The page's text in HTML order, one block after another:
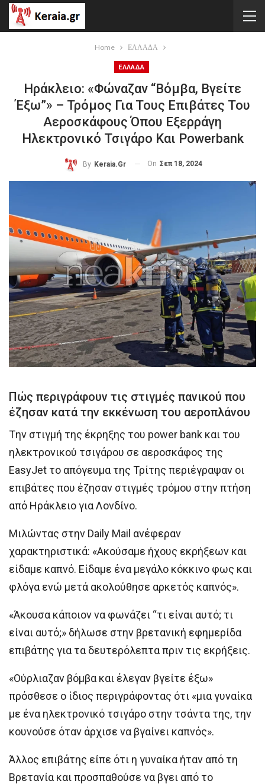
Home ΕΛΛΑΔΑ
ΕΛΛΑΔΑ
Ηράκλειο: «Φώναζαν “βόμβα, Βγείτε
Έξω”» – Τρόμος Για Τους Επιβάτες Του
Αεροσκάφους Όπου Εξερράγη
Ηλεκτρονικό Τσιγάρο Και Powerbank
By Keraia.gr On Σεπ 18, 2024
Πώς περιγράφουν τις στιγμές πανικού που
έζησαν κατά την εκκένωση του αεροπλάνου
Tην στιγμή της έκρηξης του power bank και του
ηλεκτρονικού τσιγάρου σε αεροσκάφος της
EasyJet το απόγευμα της Τρίτης περιέγραψαν οι
επιβάτες που έζησαν στιγμές τρόμου στην πτήση
από Ηράκλειο για Λονδίνο.
Μιλώντας στην Daily Mail ανέφεραν
χαρακτηριστικά: «Ακούσαμε ήχους εκρήξεων και
είδαμε καπνό. Είδαμε ένα μεγάλο κόκκινο φως και
φλόγα ενώ μετά ακολούθησε αρκετός καπνός».
«Άκουσα κάποιον να φωνάζει “τι είναι αυτό; τι
είναι αυτό;» δήλωσε στην βρετανική εφημερίδα
επιβάτης για τα δευτερόλεπτα πριν τις εκρήξεις.
«Ούρλιαζαν βόμβα και έλεγαν βγείτε έξω»
πρόσθεσε ο ίδιος περιγράφοντας ότι «μια γυναίκα
με ένα ηλεκτρονικό τσιγάρο στην τσάντα της, την
κουνούσε όταν άρχισε να βγαίνει καπνός».
Άλλος επιβάτης είπε ότι η γυναίκα ήταν από τη
Βρετανία και προσπαθούσε να βγει από το